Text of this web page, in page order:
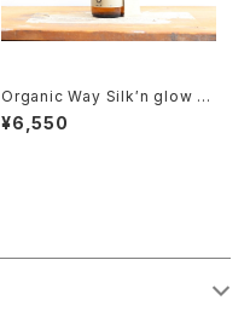
Organic Way Silk′n glow s
erum[アウトバストリートメント]
¥6,550